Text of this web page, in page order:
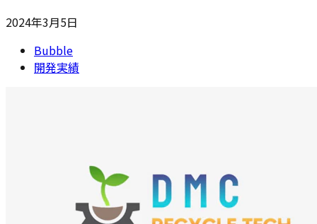
2024年3月5日
Bubble
開発実績